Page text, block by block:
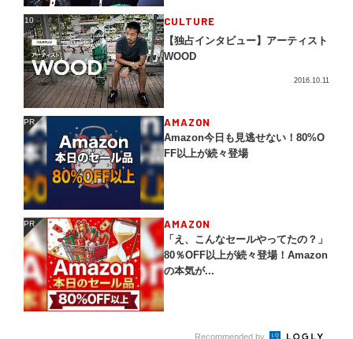
10 CULTURE
【独占インタビュー】アーティスト
WOOD
2016.10.11
PR AMAZON
Amazon今日も見逃せない！80%O
FF以上が続々登場
PR AMAZON
「え、こんなセールやってたの？」
80％OFF以上が続々登場！Amazon
の本気が...
Recommended by